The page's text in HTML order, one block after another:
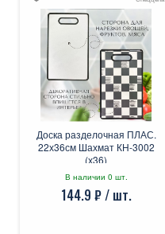
Доска разделочная ПЛАС.
22х36см Шахмат КН-3002
(х36)
В наличии 0 шт.
144.9 ₽ / шт.